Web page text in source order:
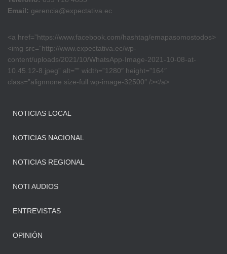
Email: gerencia@expectativa.ec
<a href=”https://www.facebook.com/hashtag/emapasomostodos>
<img src=”http://www.expectativa.ec/wp-
content/uploads/2021/10/WhatsApp-Image-2021-10-08-at-
10.45.12-8.jpeg” alt=”” width=”1280″ height=”164″
class=”alignnone size-full wp-image-32500″ /></a>
NOTICIAS LOCAL
NOTICIAS NACIONAL
NOTICIAS REGIONAL
NOTI AUDIOS
ENTREVISTAS
OPINIÓN